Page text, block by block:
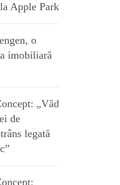
Apple Park
o
imobiliară
„Văd
de
legată